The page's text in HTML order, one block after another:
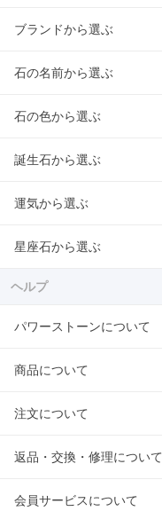
ブランドから選ぶ
石の名前から選ぶ
石の色から選ぶ
誕生石から選ぶ
運気から選ぶ
星座石から選ぶ
ヘルプ
パワーストーンについて
商品について
注文について
返品・交換・修理について
会員サービスについて